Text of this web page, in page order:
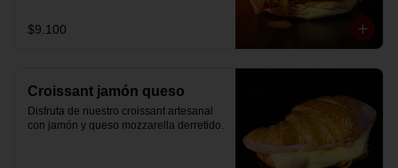
$9.100
Croissant jamón queso
Disfruta de nuestro croissant artesanal
con jamón y queso mozzarella derretido.